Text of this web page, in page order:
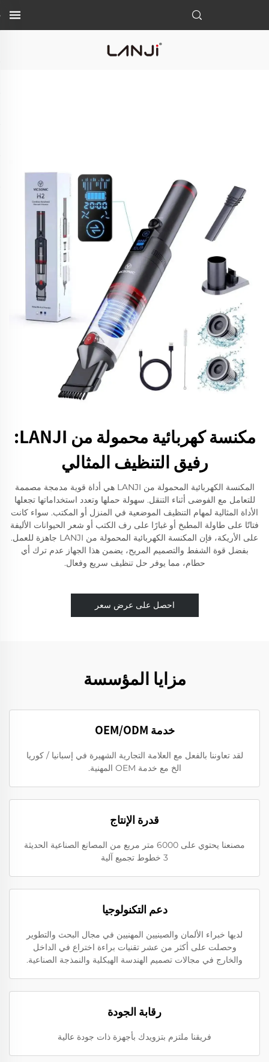
مكنسة كهربائية محمولة من LANJI:
رفيق التنظيف المثالي
المكنسة الكهربائية المحمولة من LANJI هي أداة قوية مدمجة مصممة
للتعامل مع الفوضى أثناء التنقل. سهولة حملها وتعدد استخداماتها تجعلها
الأداة المثالية لمهام التنظيف الموضعية في المنزل أو المكتب. سواء كانت
فتاتًا على طاولة المطبخ أو غبارًا على رف الكتب أو شعر الحيوانات الأليفة
على الأريكة، فإن المكنسة الكهربائية المحمولة من LANJI جاهزة للعمل.
بفضل قوة الشفط والتصميم المريح، يضمن هذا الجهاز عدم ترك أي
حطام، مما يوفر حل تنظيف سريع وفعال.
احصل على عرض سعر
مزايا المؤسسة
خدمة OEM/ODM
لقد تعاوننا بالفعل مع العلامة التجارية الشهيرة في إسبانيا / كوريا
الخ مع خدمة OEM المهنية.
قدرة الإنتاج
مصنعنا يحتوي على 6000 متر مربع من المصانع الصناعية الحديثة
3 خطوط تجميع آلية
دعم التكنولوجيا
لديها خبراء الألمان والصينيين المهنيين في مجال البحث والتطوير
وحصلت على أكثر من عشر تقنيات براءة اختراع في الداخل
والخارج في مجالات تصميم الهندسة الهيكلية والنمذجة الصناعية.
رقابة الجودة
فريقنا ملتزم بتزويدك بأجهزة ذات جودة عالية